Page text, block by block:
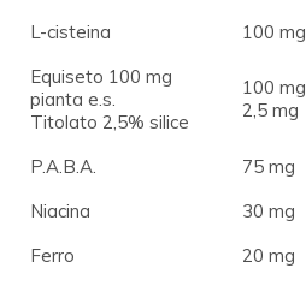
L-cisteina
100 mg
Equiseto 100 mg
pianta e.s.
Titolato 2,5% silice
100 mg
2,5 mg
P.A.B.A. 75 mg
Niacina
30 mg
Ferro
20 mg